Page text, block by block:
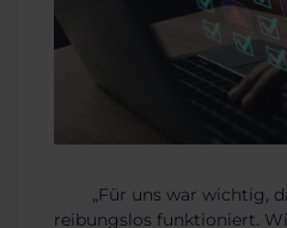
„Für uns war wichtig,
reibungslos funktioniert.